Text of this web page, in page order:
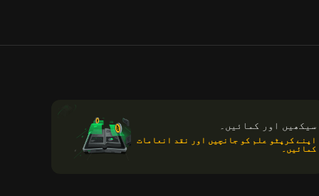
سیکھیں اور کمائیں۔
اپنے کرپٹو علم کو جانچیں اور نقد انعامات
کمائیں۔